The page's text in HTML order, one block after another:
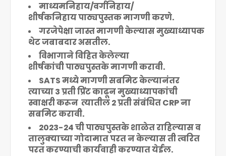
माध्यमनिहाय/वर्गनिहाय/
शीर्षकनिहायपाठ्यपुस्तकमागणी करणे.
गरजेपेक्षा जास्त मागणी केल्यास मुख्याध्यापक
थेट जबाबदार असतील.
विभागाने विहित केलेल्या
शीर्षकांचीपाठ्यपुस्तकेमागणी करावी.
SATS मध्ये मागणी सबमिट केल्यानंतर
त्याच्या 3 प्रती प्रिंट काढूनमुख्याध्यापकांची
स्वाक्षरी करून त्यातील 2 प्रती संबंधित CRP ना
सबमिट करावी.
2023-24 ची पाठ्यपुस्तके शाळेत राहिल्यास व
तालुक्याच्या गोदामात परत न केल्यास ती त्वरित
परत करण्याची कार्यवाही करण्यात येईल.